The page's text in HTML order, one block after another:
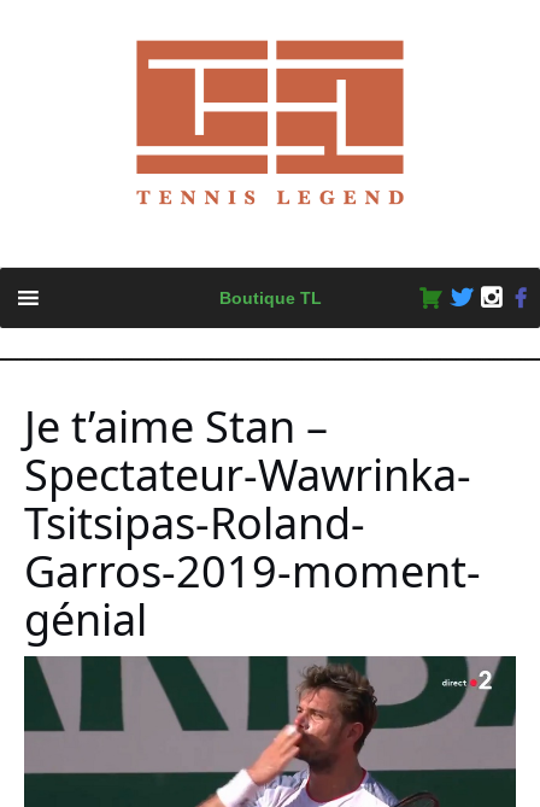
content
Boutique TL
Je t’aime Stan –
Spectateur-Wawrinka-
Tsitsipas-Roland-
Garros-2019-moment-
génial